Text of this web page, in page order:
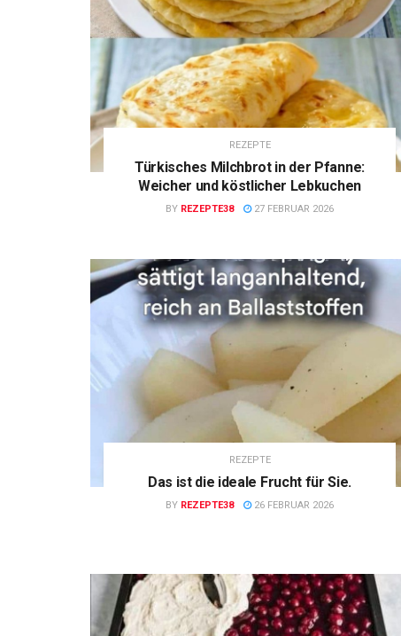
REZEPTE
Türkisches Milchbrot in der Pfanne:
Weicher und köstlicher Lebkuchen
BY REZEPTE38 27 FEBRUAR 2026
REZEPTE
Das ist die ideale Frucht für Sie.
BY REZEPTE38 26 FEBRUAR 2026